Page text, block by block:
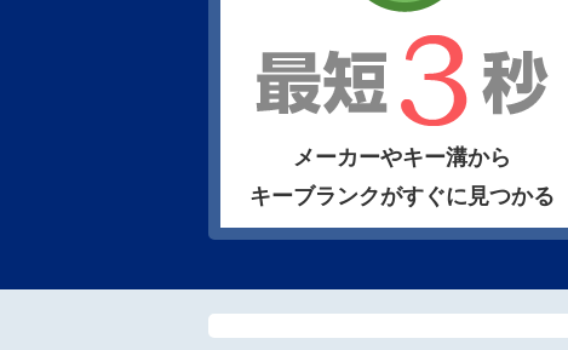
メーカーやキー溝から
キーブランクがすぐに見つかる